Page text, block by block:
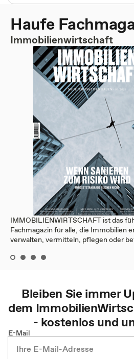
Haufe
Immobilienwirtschaft
IMMOBILIENWIRTSCHAFT ist das
Fachmagazin für alle, die Immobilien
verwalten, vermitteln, pflegen oder
Bleiben Sie immer
dem
- kostenlos und
E-Mail